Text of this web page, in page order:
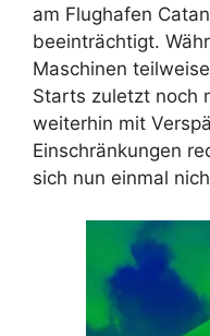
am Flughafen
beeinträchtigt.
Maschinen
Starts zuletzt noch
weiterhin mit
Einschränkungen
sich nun einmal